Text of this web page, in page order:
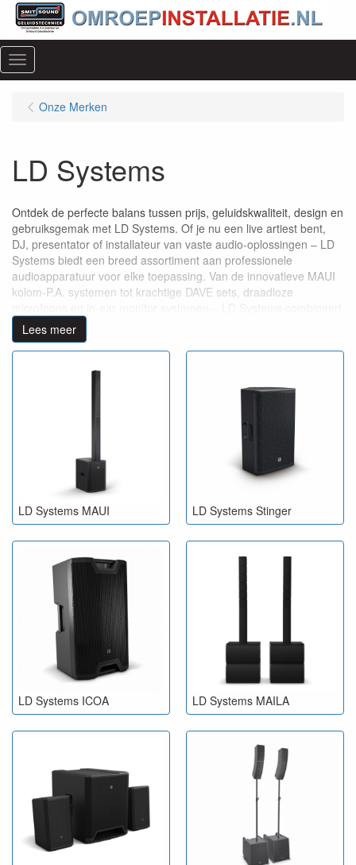
Menu
Onze Merken
LD Systems
Ontdek de perfecte balans tussen prijs, geluidskwaliteit, design en
gebruiksgemak met LD Systems. Of je nu een live artiest bent,
DJ, presentator of installateur van vaste audio-oplossingen – LD
Systems biedt een breed assortiment aan professionele
audioapparatuur voor elke toepassing. Van de innovatieve MAUI
kolom-P.A. systemen tot krachtige DAVE sets, draadloze
Duitse technologie met betrouwbare prestaties, keer op keer.
Waarom kiezen voor LD Systems?
✅ Krachtig en helder geluid – Zowel indoor als outdoor
✅ Plug & Play gemak – Supersnelle opbouw en intuïtieve
✅ Duurzaam en stijlvol ontwerp – Compact, robuust en
aantrekkelijk voor elke setting.
✅ Betaalbare topkwaliteit – Professionele prestaties zonder het
high-end prijskaartje.
vaste installatie in een horecazaak of een betrouwbare set voor je
band of DJ-setup – met LD Systems zit je goed.
Lees meer
LD Systems MAUI LD Systems Stinger
LD Systems ICOA LD Systems MAILA